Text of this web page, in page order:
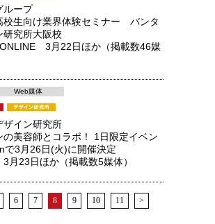
ループ
校生向け業界体験セミナー バンタ
研究所大阪校
3月22日ほか（掲載数46媒
Web媒体
ザイン研究所
の美容師とコラボ！ 1日限定イベン
で3月26日(火)に開催決定
月23日ほか（掲載数5媒体）
6 7 8 9 10 11 >